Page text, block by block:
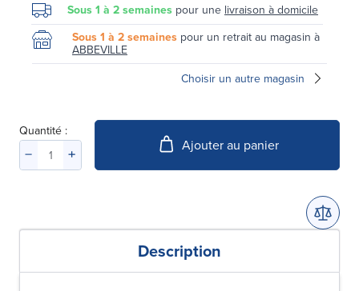
Sous 1 à 2 semaines pour une livraison à domicile
Sous 1 à 2 semaines pour un retrait au magasin à
ABBEVILLE
Choisir un autre magasin
Quantité :
Ajouter au panier
Description